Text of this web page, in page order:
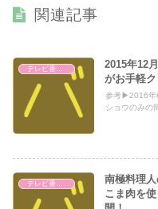
関連記事
2015年12
がお手軽
参考▶2016年
ショウのみの
南極料理
こま肉を